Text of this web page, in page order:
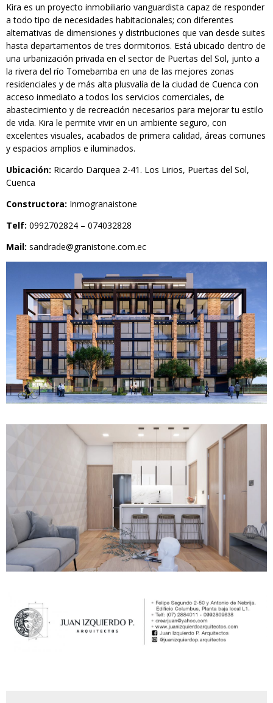
Kira es un proyecto inmobiliario vanguardista capaz de responder
a todo tipo de necesidades habitacionales; con diferentes
alternativas de dimensiones y distribuciones que van desde suites
hasta departamentos de tres dormitorios. Está ubicado dentro de
una urbanización privada en el sector de Puertas del Sol, junto a
la rivera del río Tomebamba en una de las mejores zonas
residenciales y de más alta plusvalía de la ciudad de Cuenca con
acceso inmediato a todos los servicios comerciales, de
abastecimiento y de recreación necesarios para mejorar tu estilo
de vida. Kira le permite vivir en un ambiente seguro, con
excelentes visuales, acabados de primera calidad, áreas comunes
y espacios amplios e iluminados.
Ubicación: Ricardo Darquea 2-41. Los Lirios, Puertas del Sol,
Cuenca
Constructora: Inmogranaistone
Telf: 0992702824 – 074032828
Mail: sandrade@granistone.com.ec